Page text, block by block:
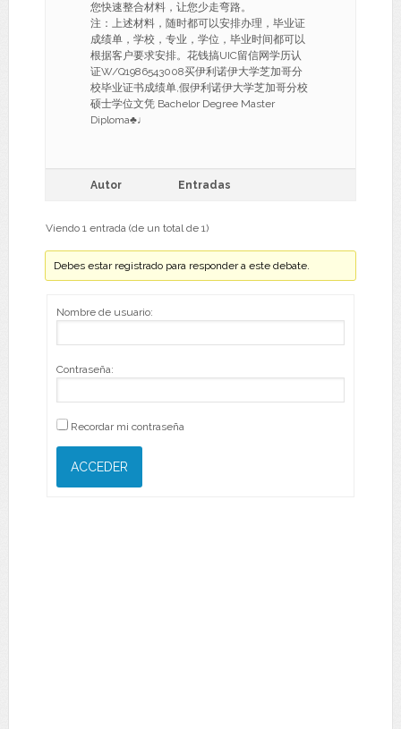
您快速整合材料，让您少走弯路。
注：上述材料，随时都可以安排办理，毕业证
成绩单，学校，专业，学位，毕业时间都可以
根据客户要求安排。花钱搞UIC留信网学历认
证W/Q1986543008买伊利诺伊大学芝加哥分
校毕业证书成绩单,假伊利诺伊大学芝加哥分校
硕士学位文凭 Bachelor Degree Master
Diploma♣♩
Autor Entradas
Viendo 1 entrada (de un total de 1)
Debes estar registrado para responder a este debate.
Nombre de usuario:
Contraseña:
Recordar mi contraseña
ACCEDER